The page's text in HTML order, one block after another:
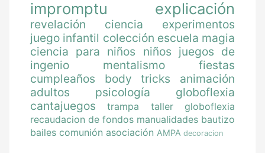
impromptu
explicación
revelación ciencia
experimentos
juego infantil colección escuela magia
ciencia para niños
niños juegos de
ingenio
mentalismo
fiestas
cumpleaños
body tricks
animación
adultos
psicología
globoflexia
cantajuegos
trampa
taller globoflexia
recaudacion de fondos manualidades bautizo
bailes comunión asociación AMPA decoracion